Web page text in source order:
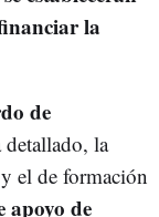
la
de
la
el de formación
apoyo de